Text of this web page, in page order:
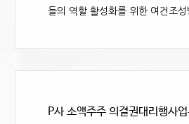
들의 역할 활성화를 위한 여건조성
P사 소액주주 의결권대리행사